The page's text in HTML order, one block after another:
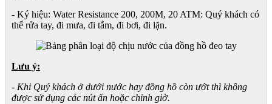
- Ký hiệu: Water Resistance 200, 200M, 20 ATM: Quý khách có
thể rửa tay, đi mưa, đi tắm, đi bơi, đi lặn.
Lưu ý:
- Khi Quý khách ở dưới nước hay đồng hồ còn ướt thì không
được sử dụng các nút ấn hoặc chỉnh giờ.